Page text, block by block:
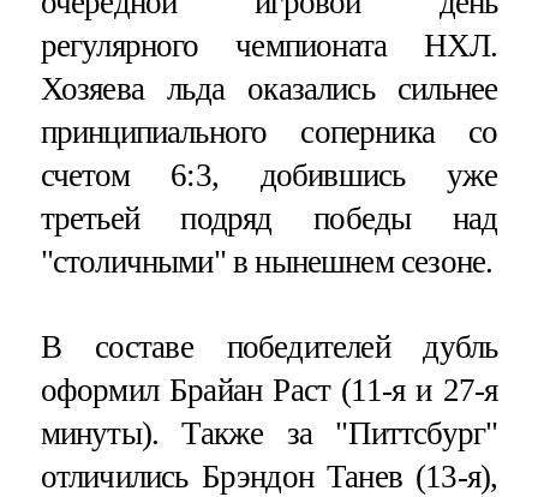
регулярного чемпионата НХЛ.
Хозяева льда оказались сильнее
принципиального соперника со
счетом 6:3, добившись уже
третьей подряд победы над
"столичными" в нынешнем сезоне.
В составе победителей дубль
оформил Брайан Раст (11-я и 27-я
минуты). Также за "Питтсбург"
отличились Брэндон Танев (13-я),